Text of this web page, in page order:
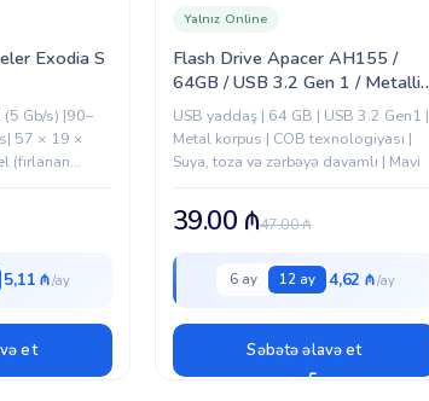
Exodia S
(5 Gb/s) |90–
57 × 19 ×
(fırlanan
5,11 ₼
et
Flash Drive Apacer AH155 /
64GB / USB 3.2 Gen 1 /
Blue (AP64GAH155U-1)
Yalnız Online
USB yaddaş | 64 GB | USB 3.2 Gen1 |
Metal korpus | COB texnologiyası |
Suya, toza və zərbəyə davamlı | Mavi
47.00₼
39.00 ₼
6 ay 12 ay 4,62 ₼
Səbətə əlavə et